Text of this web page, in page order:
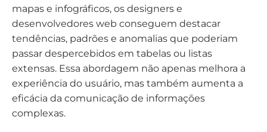
mapas e infográficos, os designers e
desenvolvedores web conseguem destacar
tendências, padrões e anomalias que poderiam
passar despercebidos em tabelas ou listas
extensas. Essa abordagem não apenas melhora a
experiência do usuário, mas também aumenta a
eficácia da comunicação de informações
complexas.